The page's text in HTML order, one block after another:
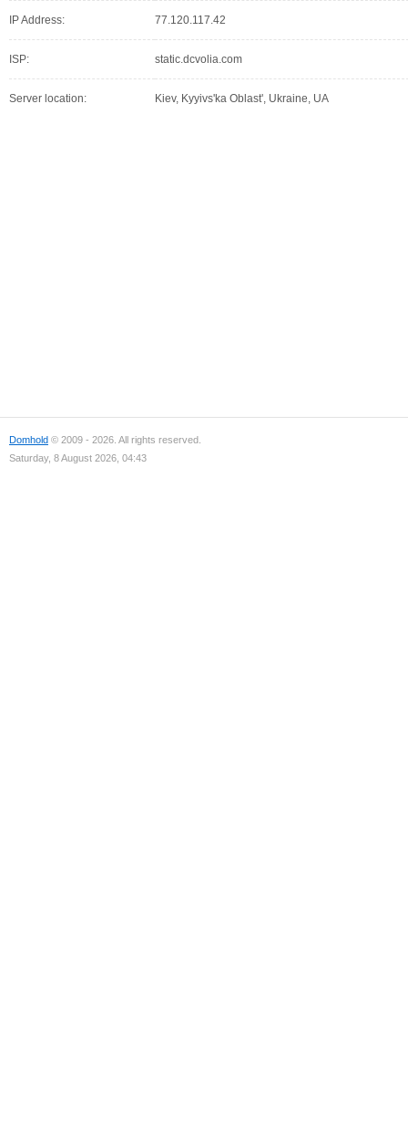
IP Address: 77.120.117.42
ISP: static.dcvolia.com
Server location: Kiev, Kyyivs'ka Oblast', Ukraine, UA
Domhold © 2009 - 2026. All rights reserved.
Saturday, 8 August 2026, 04:43